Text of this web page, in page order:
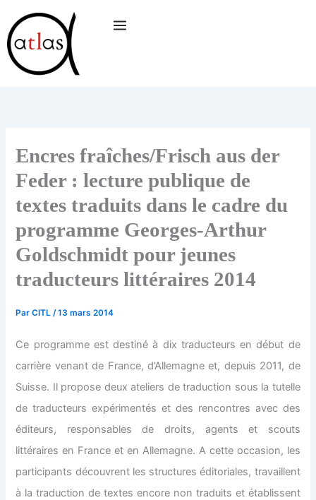
au
contenu
Encres fraîches/Frisch aus der
Feder : lecture publique de
textes traduits dans le cadre du
programme Georges-Arthur
Goldschmidt pour jeunes
traducteurs littéraires 2014
ParCITL/13 mars 2014
Ce programme est destiné à dix traducteurs en début de
carrière venant de France, d’Allemagne et, depuis 2011, de
Suisse. Il propose deux ateliers de traduction sous la tutelle
de traducteurs expérimentés et des rencontres avec des
éditeurs, responsables de droits, agents et scouts
littéraires en France et en Allemagne. A cette occasion, les
participants découvrent les structures éditoriales, travaillent
à la traduction de textes encore non traduits et établissent